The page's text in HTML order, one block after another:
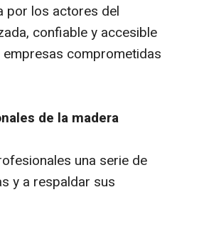
por los actores del
confiable y accesible
comprometidas
de la madera
una serie de
y a respaldar sus